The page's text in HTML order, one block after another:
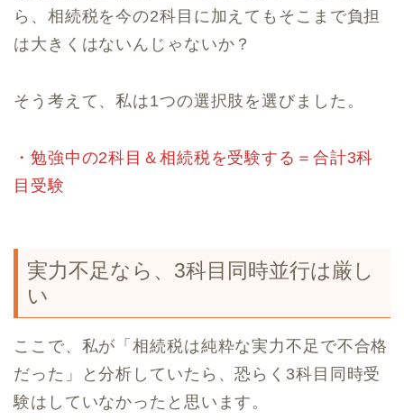
ら、相続税を今の2科目に加えてもそこまで負担
は大きくはないんじゃないか？
そう考えて、私は1つの選択肢を選びました。
・勉強中の2科目＆相続税を受験する＝合計3科
目受験
実力不足なら、3科目同時並行は厳し
い
ここで、私が「相続税は純粋な実力不足で不合格
だった」と分析していたら、恐らく3科目同時受
験はしていなかったと思います。